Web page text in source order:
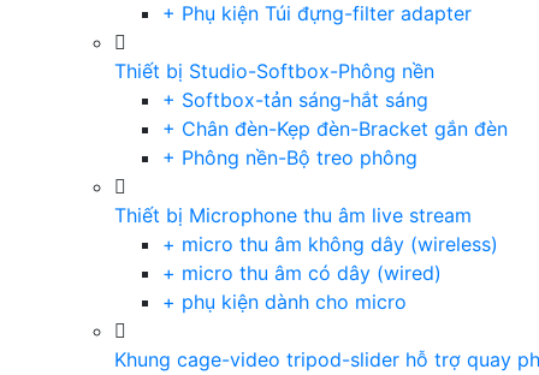
+ Phụ kiện Túi đựng-filter adapter
Thiết bị Studio-Softbox-Phông nền
+ Softbox-tản sáng-hắt sáng
+ Chân đèn-Kẹp đèn-Bracket gắn đèn
+ Phông nền-Bộ treo phông
Thiết bị Microphone thu âm live stream
+ micro thu âm không dây (wireless)
+ micro thu âm có dây (wired)
+ phụ kiện dành cho micro
Khung cage-video tripod-slider hỗ trợ quay